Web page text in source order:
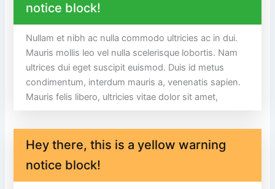
notice block!
Nullam et nibh ac nulla commodo ultricies ac in dui.
Mauris mollis leo vel nulla scelerisque lobortis. Nam
ultrices dui eget suscipit euismod. Duis id metus
condimentum, interdum mauris a, venenatis sapien.
Mauris felis libero, ultricies vitae dolor sit amet,
Hey there, this is a yellow warning
notice block!